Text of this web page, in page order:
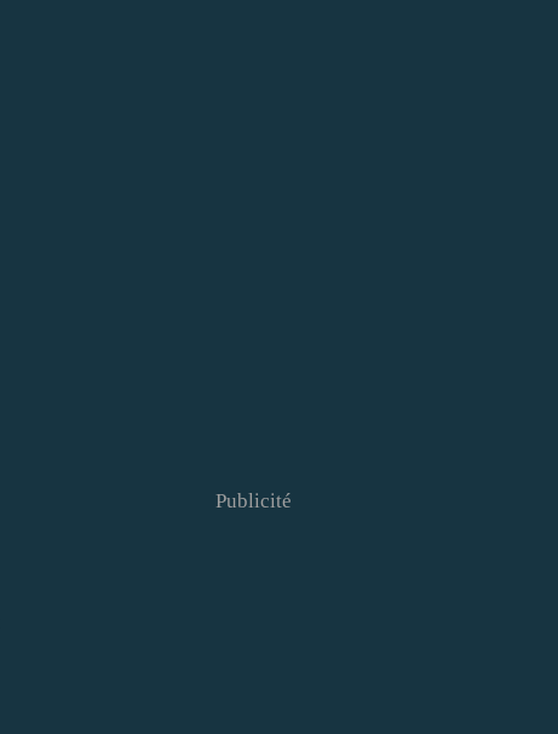
Publicité